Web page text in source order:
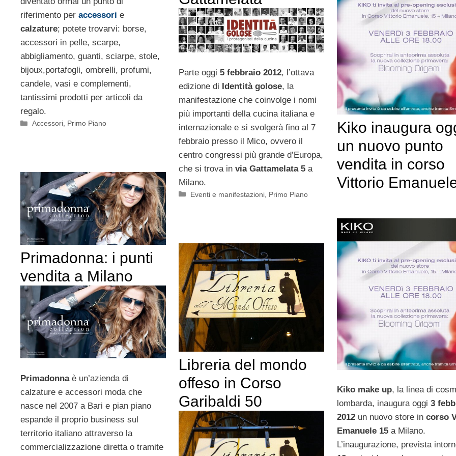
riferimento per accessori e
calzature; potete trovarvi: borse,
accessori in pelle, scarpe,
abbigliamento, guanti, sciarpe, stole,
bijoux,portafogli, ombrelli, profumi,
candele, vasi e complementi,
tantissimi prodotti per articoli da
regalo.
Categorie
Accessori, Primo Piano
Parte oggi 5 febbraio 2012, l’ottava
edizione di Identità golose, la
manifestazione che coinvolge i nomi
più importanti della cucina italiana e
internazionale e si svolgerà fino al 7
febbraio presso il Mico, ovvero il
centro congressi più grande d’Europa,
che si trova in via Gattamelata 5a
Milano.
Categorie
Eventi e manifestazioni Primo Piano
Kiko inaugura
un nuovo punto
vendita in corso
Vittorio
Kiko make up, la linea di
lombarda, inaugura oggi 3
2012un nuovo store in corso
Emanuele 15a Milano.
L’inaugurazione, prevista
Primadonna: i punti
vendita a Milano
Primadonnaè un’azienda di
calzature e accessori moda che
nasce nel 2007 a Bari e pian piano
espande il proprio business sul
territorio italiano attraverso la
commercializzazione diretta o tramite
Libreria del mondo
offeso in Corso
Garibaldi 50